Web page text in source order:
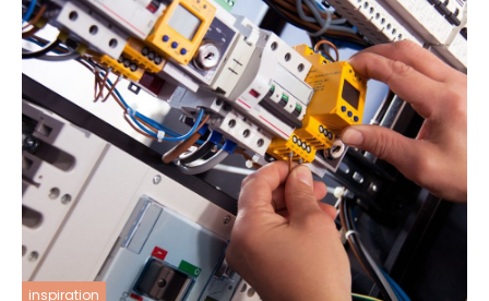
inspiration